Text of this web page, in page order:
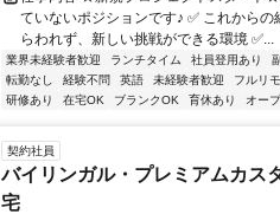
ていないポジションです♪ ✅ これから
らわれず、新しい挑戦ができる環境 ✅...
業界未経験者歓迎 ランチタイム 社員登用あり
転勤なし
経験不問 英語 未経験者歓迎 フルリ
研修あり
在宅OK ブランクOK 育休あり オー
契約社員
バイリンガル・プレミアムカス
宅